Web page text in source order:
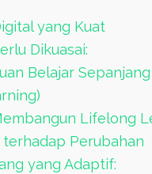
yang Kuat
Dikuasai:
Belajar
Lifelong
terhadap Perubahan
yang Adaptif: